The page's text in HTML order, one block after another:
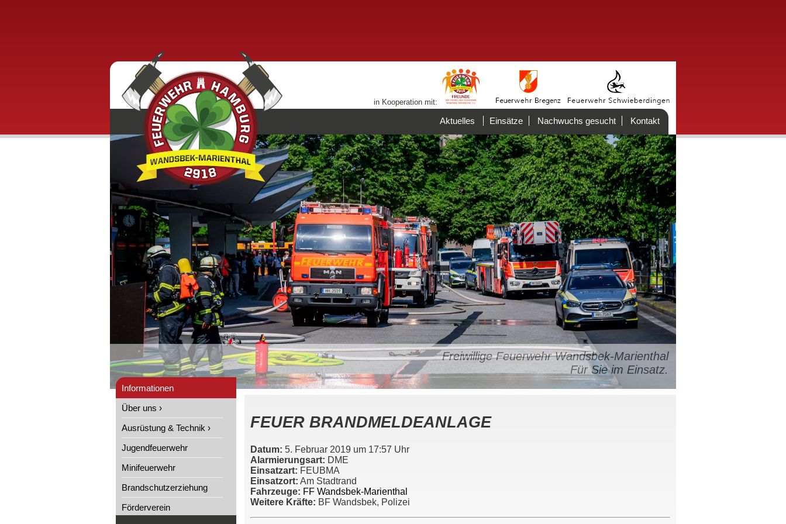
in Kooperation mit:
Aktuelles Einsätze Nachwuchs gesucht Kontakt
Freiwillige Feuerwehr Wandsbek-Marienthal
Für Sie im Einsatz.
Informationen
Über uns ›
Ausrüstung & Technik ›
Jugendfeuerwehr
Minifeuerwehr
Brandschutzerziehung
Förderverein
FEUER BRANDMELDEANLAGE
Datum: 5. Februar 2019 um 17:57 Uhr
Alarmierungsart: DME
Einsatzart: FEUBMA
Einsatzort: Am Stadtrand
Fahrzeuge: FF Wandsbek-Marienthal
Weitere Kräfte: BF Wandsbek, Polizei